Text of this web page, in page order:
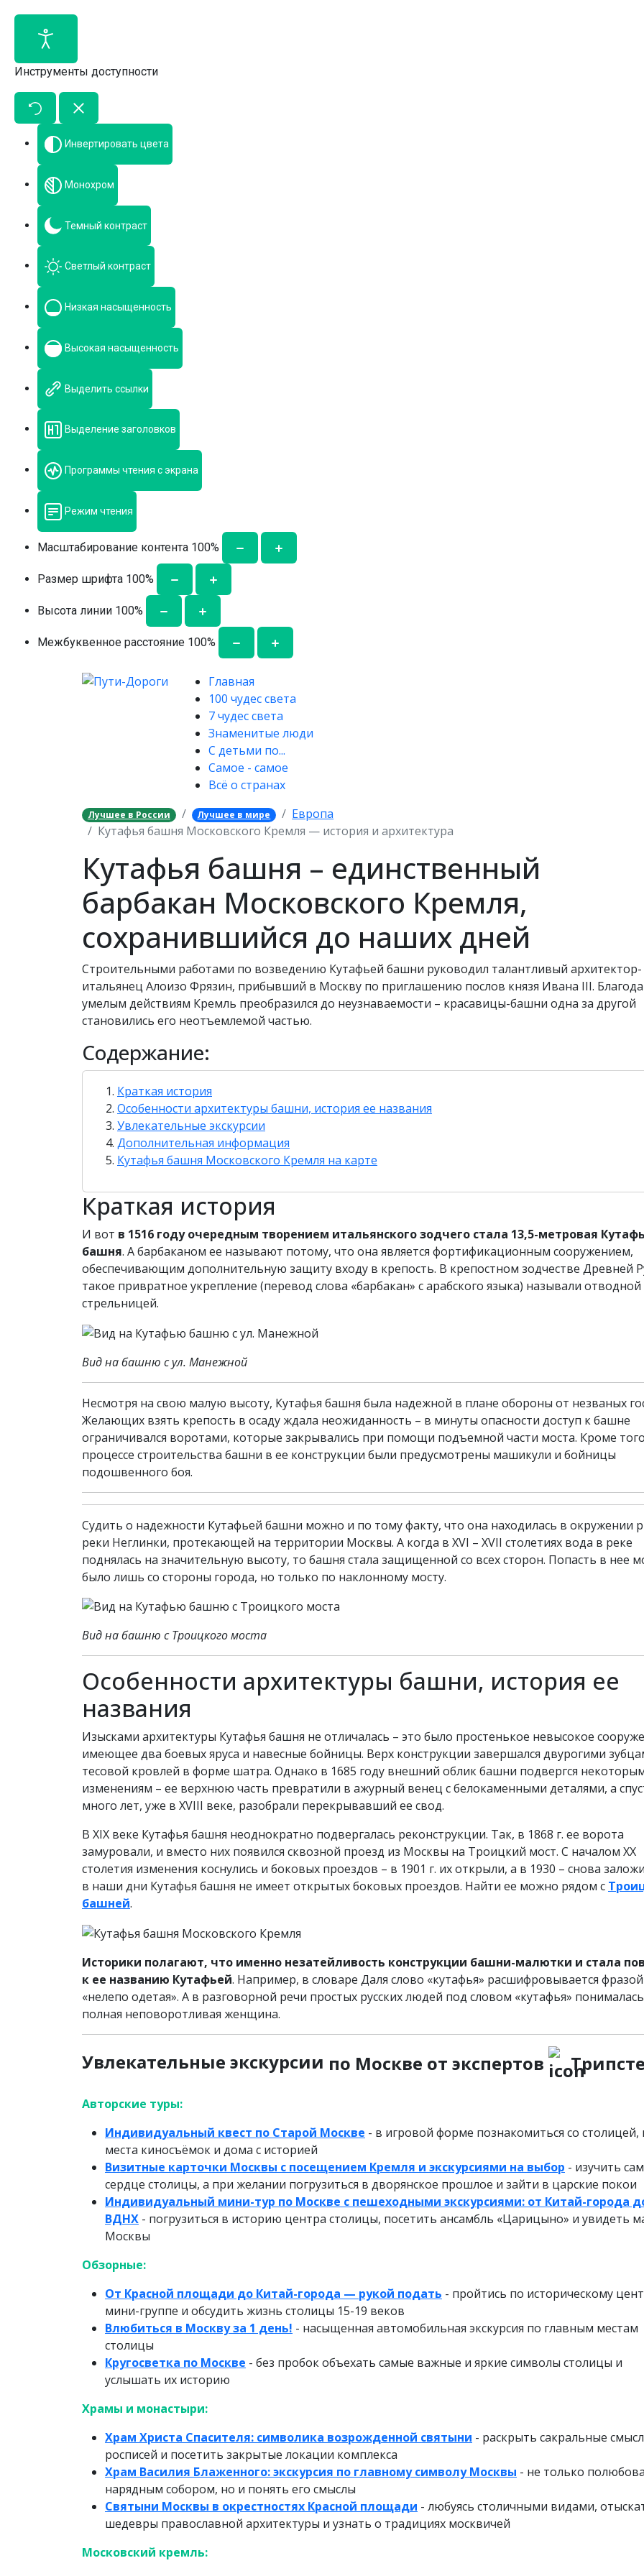
Инструменты доступности
Инвертировать цвета
Монохром
Темный контраст
Светлый контраст
Низкая насыщенность
Высокая насыщенность
Выделить ссылки
Выделение заголовков
Программы чтения с экрана
Режим чтения
Масштабирование контента 100%
Размер шрифта 100%
Высота линии 100%
Межбуквенное расстояние 100%
Главная
100 чудес света
7 чудес света
Знаменитые люди
С детьми по...
Самое - самое
Всё о странах
Лучшее в России Лучшее в мире
Европа
Кутафья башня Московского Кремля — история и архитектура
Кутафья башня – единственный
барбакан Московского Кремля,
сохранившийся до наших дней
Строительными работами по возведению Кутафьей башни руководил талантливый архитектор-
итальянец Алоизо Фрязин, прибывший в Москву по приглашению послов князя Ивана III.
умелым действиям Кремль преобразился до неузнаваемости – красавицы-башни одна за другой
становились его неотъемлемой частью.
Содержание:
Краткая история
Особенности архитектуры башни, история ее названия
Увлекательные экскурсии
Дополнительная информация
Кутафья башня Московского Кремля на карте
Краткая история
И вот в 1516 году очередным творением итальянского зодчего стала 13,5-метровая
башня. А барбаканом ее называют потому, что она является фортификационным сооружением,
обеспечивающим дополнительную защиту входу в крепость. В крепостном зодчестве Древней
такое привратное укрепление (перевод слова «барбакан» с арабского языка) называли отводной
стрельницей.
Вид на башню с ул. Манежной
Несмотря на свою малую высоту, Кутафья башня была надежной в плане обороны от незваных
Желающих взять крепость в осаду ждала неожиданность – в минуты опасности доступ к башне
ограничивался воротами, которые закрывались при помощи подъемной части моста. Кроме
процессе строительства башни в ее конструкции были предусмотрены машикули и бойницы
подошвенного боя.
Судить о надежности Кутафьей башни можно и по тому факту, что она находилась в окружении
реки Неглинки, протекающей на территории Москвы. А когда в XVI – XVII столетиях вода в реке
поднялась на значительную высоту, то башня стала защищенной со всех сторон. Попасть в нее
было лишь со стороны города, но только по наклонному мосту.
Вид на башню с Троицкого моста
Особенности архитектуры башни, история ее
названия
Изысками архитектуры Кутафья башня не отличалась – это было простенькое невысокое
имеющее два боевых яруса и навесные бойницы. Верх конструкции завершался двурогими
тесовой кровлей в форме шатра. Однако в 1685 году внешний облик башни подвергся
изменениям – ее верхнюю часть превратили в ажурный венец с белокаменными деталями, а
много лет, уже в XVIII веке, разобрали перекрывавший ее свод.
В XIX веке Кутафья башня неоднократно подвергалась реконструкции. Так, в 1868 г. ее ворота
замуровали, и вместо них появился сквозной проезд из Москвы на Троицкий мост. С началом XX
столетия изменения коснулись и боковых проездов – в 1901 г. их открыли, а в 1930 – снова
в наши дни Кутафья башня не имеет открытых боковых проездов. Найти ее можно рядом с
башней.
Историки полагают, что именно незатейливость конструкции башни-малютки и стала
к ее названию Кутафьей. Например, в словаре Даля слово «кутафья» расшифровывается фразой
«нелепо одетая». А в разговорной речи простых русских людей под словом «кутафья» понималась
полная неповоротливая женщина.
Увлекательные экскурсии по Москве от экспертов
Авторские туры:
Индивидуальный квест по Старой Москве - в игровой форме познакомиться со столицей,
места киносъёмок и дома с историей
Визитные карточки Москвы с посещением Кремля и экскурсиями на выбор - изучить
сердце столицы, а при желании погрузиться в дворянское прошлое и зайти в царские покои
Индивидуальный мини-тур по Москве с пешеходными экскурсиями: от Китай-города
ВДНХ - погрузиться в историю центра столицы, посетить ансамбль «Царицыно» и увидеть
Москвы
Обзорные:
От Красной площади до Китай-города — рукой подать - пройтись по историческому
мини-группе и обсудить жизнь столицы 15-19 веков
Влюбиться в Москву за 1 день! - насыщенная автомобильная экскурсия по главным местам
столицы
Кругосветка по Москве - без пробок объехать самые важные и яркие символы столицы и
услышать их историю
Храмы и монастыри:
Храм Христа Спасителя: символика возрожденной святыни - раскрыть сакральные
росписей и посетить закрытые локации комплекса
Храм Василия Блаженного: экскурсия по главному символу Москвы - не только
нарядным собором, но и понять его смыслы
Святыни Москвы в окрестностях Красной площади - любуясь столичными видами,
шедевры православной архитектуры и узнать о традициях москвичей
Московский кремль: